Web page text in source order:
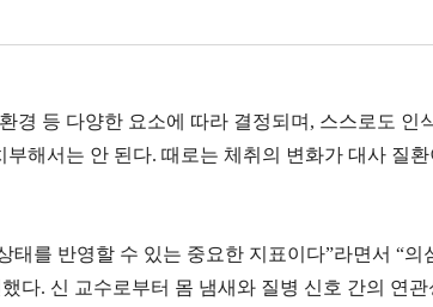
등 다양한 요소에 따라 결정되며, 스스로도
해서는 안 된다. 때로는 체취의 변화가 대사 질
를 반영할 수 있는 중요한 지표이다”라면서 “
다. 신 교수로부터 몸 냄새와 질병 신호 간의 연